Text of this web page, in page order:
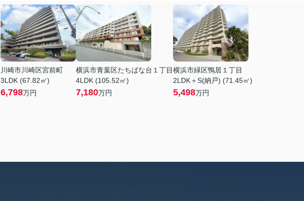
川崎市川崎区宮前町
3LDK (67.82㎡)
6,798万円
横浜市青葉区たちばな台１丁目
4LDK (105.52㎡)
7,180万円
横浜市緑区鴨居１丁目
2LDK＋S(納戸) (71.45㎡)
5,498万円